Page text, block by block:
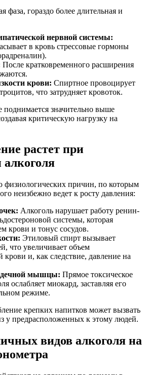
фаза, гораздо более длительная и
нервной системы:
в кровь стрессовые гормоны
После кратковременного расширения
крови: Спиртное провоцирует
что затрудняет кровоток.
поднимается значительно выше
критическую нагрузку на
растет при
алкоголя
физиологических причин, по которым
неизбежно ведет к росту давления:
Алкоголь нарушает работу ренин-
системы, которая
крови и тонус сосудов.
Этиловый спирт вызывает
что увеличивает объем
и, как следствие, давление на
мышцы: Прямое токсическое
ослабляет миокард, заставляя его
режиме.
крепких напитков может вызвать
у предрасположенных к этому людей.
видов алкоголя на